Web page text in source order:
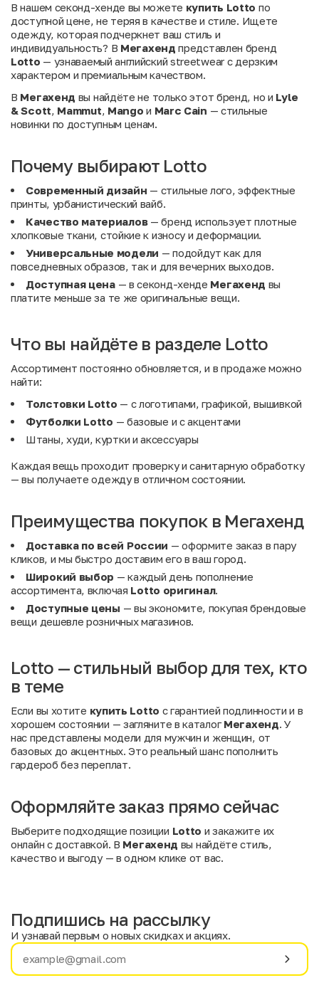
В нашем секонд-хенде вы можете купить Lotto по
доступной цене, не теряя в качестве и стиле. Ищете
одежду, которая подчеркнет ваш стиль и
индивидуальность? В Мегахенд представлен бренд
Lotto — узнаваемый английский streetwear с дерзким
характером и премиальным качеством.
В Мегахенд вы найдёте не только этот бренд, но и Lyle
& Scott, Mammut, Mango и Marc Cain — стильные
новинки по доступным ценам.
Почему выбирают Lotto
Современный дизайн — стильные лого, эффектные
принты, урбанистический вайб.
Качество материалов— бренд использует плотные
хлопковые ткани, стойкие к износу и деформации.
Универсальные модели — подойдут как для
повседневных образов, так и для вечерних выходов.
Доступная цена— в секонд-хенде Мегахенд вы
платите меньше за те же оригинальные вещи.
Что вы найдёте в разделе Lotto
Ассортимент постоянно обновляется, и в продаже можно
найти:
Толстовки Lotto — с логотипами, графикой, вышивкой
Футболки Lotto — базовые и с акцентами
Штаны, худи, куртки и аксессуары
Каждая вещь проходит проверку и санитарную обработку
— вы получаете одежду в отличном состоянии.
Преимущества покупок в Мегахенд
Доставка по всей России — оформите заказ в пару
кликов, и мы быстро доставим его в ваш город.
Широкий выбор — каждый день пополнение
ассортимента, включая Lotto оригинал.
Доступные цены — вы экономите, покупая брендовые
вещи дешевле розничных магазинов.
Lotto — стильный выбор для тех, кто
в теме
Если вы хотите купить Lotto с гарантией подлинности и в
хорошем состоянии — загляните в каталогМегахенд. У
нас представлены модели для мужчин и женщин, от
базовых до акцентных. Это реальный шанс пополнить
гардероб без переплат.
Оформляйте заказ прямо сейчас
Выберите подходящие позиции Lotto и закажите их
онлайн с доставкой. В Мегахенд вы найдёте стиль,
качество и выгоду — в одном клике от вас.
Имя
Подпишись на рассылку
И узнавай первым о новых скидках и акциях.